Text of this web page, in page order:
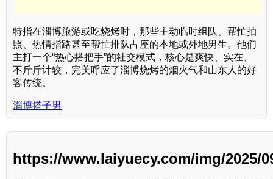
特指在淄博旅游或吃烧烤时，那些主动临时组队、帮忙拍
照、热情指路甚至帮忙排队占座的本地或外地男生。他们
主打一个“热心搭把手”的社交模式，核心是爽快、实在、
不斤斤计较，完美呼应了淄博烧烤的烟火气和山东人的好
客传统。
淄博搭子男
https://www.laiyuecy.com/img/2025/